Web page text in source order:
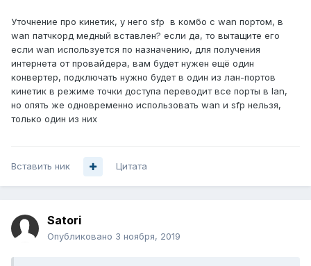
Knickschutztülle: aufgesteckt
Steckverbindertyp Anschluss 1: LC-Duplex
Steckverbindertyp Anschluss 2: LC-Duplex
Уточнение про кинетик, у него sfp в комбо с wan портом, в
wan патчкорд медный вставлен? если да, то вытащите его
если wan используется по назначению, для получения
интернета от провайдера, вам будет нужен ещё один
конвертер, подключать нужно будет в один из лан-портов
кинетик в режиме точки доступа переводит все порты в lan,
но опять же одновременно использовать wan и sfp нельзя,
только один из них
Вставить ник Цитата
Satori
Опубликовано 3 ноября, 2019